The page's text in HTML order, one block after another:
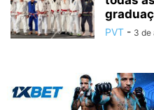
PVT - 3 de